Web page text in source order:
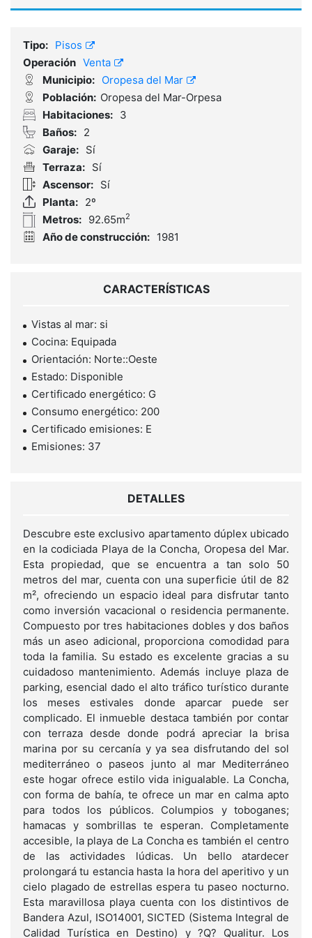
Tipo: Pisos
Operación Venta
Municipio: Oropesa del Mar
Población: Oropesa del Mar-Orpesa
Habitaciones: 3
Baños: 2
Garaje: Sí
Terraza: Sí
Ascensor: Sí
Planta: 2º
Metros: 92.65m2
Año de construcción: 1981
CARACTERÍSTICAS
Vistas al mar: si
Cocina: Equipada
Orientación: Norte::Oeste
Estado: Disponible
Certificado energético: G
Consumo energético: 200
Certificado emisiones: E
Emisiones: 37
DETALLES
Descubre este exclusivo apartamento dúplex ubicado
en la codiciada Playa de la Concha, Oropesa del Mar.
Esta propiedad, que se encuentra a tan solo 50
metros del mar, cuenta con una superficie útil de 82
m², ofreciendo un espacio ideal para disfrutar tanto
como inversión vacacional o residencia permanente.
Compuesto por tres habitaciones dobles y dos baños
más un aseo adicional, proporciona comodidad para
toda la familia. Su estado es excelente gracias a su
cuidadoso mantenimiento. Además incluye plaza de
parking, esencial dado el alto tráfico turístico durante
los meses estivales donde aparcar puede ser
complicado. El inmueble destaca también por contar
con terraza desde donde podrá apreciar la brisa
marina por su cercanía y ya sea disfrutando del sol
mediterráneo o paseos junto al mar Mediterráneo
este hogar ofrece estilo vida inigualable. La Concha,
con forma de bahía, te ofrece un mar en calma apto
para todos los públicos. Columpios y toboganes;
hamacas y sombrillas te esperan. Completamente
accesible, la playa de La Concha es también el centro
de las actividades lúdicas. Un bello atardecer
prolongará tu estancia hasta la hora del aperitivo y un
cielo plagado de estrellas espera tu paseo nocturno.
Esta maravillosa playa cuenta con los distintivos de
Bandera Azul, ISO14001, SICTED (Sistema Integral de
Calidad Turística en Destino) y ?Q? Qualitur. Los